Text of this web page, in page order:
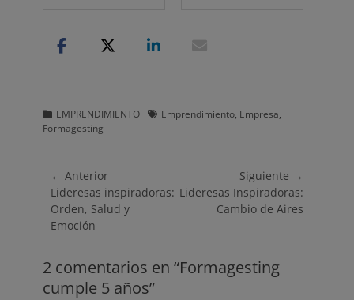
Categorias
EMPRENDIMIENTO Etiquetas
Emprendimiento, Empresa,
Formagesting
Navegación
de
entradas
← Anterior
Entrada
anterior:
Lideresas inspiradoras:
Orden, Salud y
Emoción
Siguiente →
Entrada
siguiente:
Lideresas Inspiradoras:
Cambio de Aires
2 comentarios en “Formagesting
cumple 5 años”